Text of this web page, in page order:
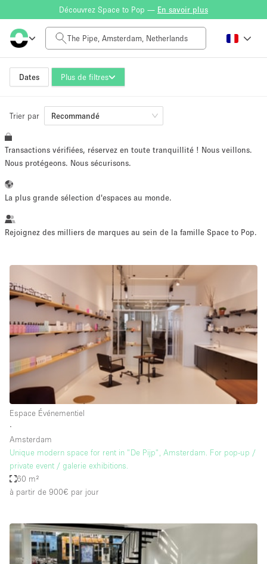
Découvrez Space to Pop — En savoir plus
Dates Plus de filtres
Tarif à la journée
0€
Taille de l'espace
~ 13 personnes
Vente au
Showroom Événement Art Alimentation
Séance de
photo
Conférence Réunion Bureaux
Local
Commercial
Partagé
Type de l'espace
Atelier
Bateau
Boutique en Partage
Bureaux
Trier par Recommandé
Transactions vérifiées, réservez en toute tranquillité ! Nous veillons.
Nous protégeons. Nous sécurisons.
La plus grande sélection d'espaces au monde.
Rejoignez des milliers de marques au sein de la famille Space to Pop.
Espace Événementiel
∙
Amsterdam
Unique modern space for rent in "De Pijp", Amsterdam. For pop-up /
private event / galerie exhibitions.
60 m²
à partir de 900€ par jour